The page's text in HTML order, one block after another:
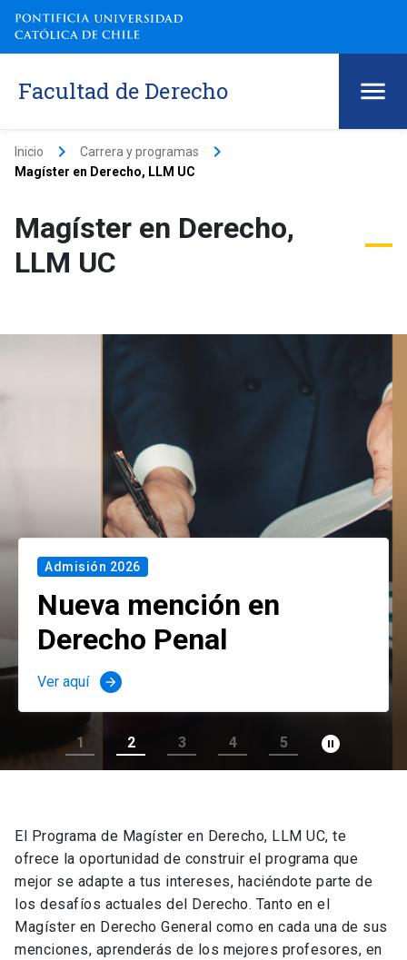
Facultad de Derecho
Inicio keyboard_arrow_right Carrera y programas keyboard_arrow_right
Magíster en Derecho, LLM UC
Magíster en Derecho,
LLM UC
Admisión 2026
Nueva mención en
Derecho Penal
Ver aquí arrow_forward
1 2 3 4 5 pause_circle_filled
El Programa de Magíster en Derecho, LLM UC, te
ofrece la oportunidad de construir el programa que
mejor se adapte a tus intereses, haciéndote parte de
los desafíos actuales del Derecho. Tanto en el
Magíster en Derecho General como en cada una de sus
menciones, aprenderás de los mejores profesores, en